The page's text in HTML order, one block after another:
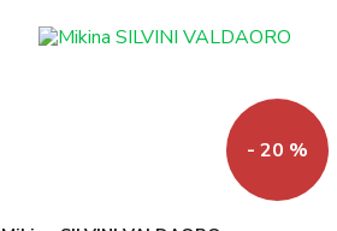
- 20 %